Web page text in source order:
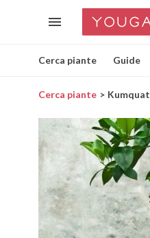
Cerca piante Guide
Cerca piante Kumquat